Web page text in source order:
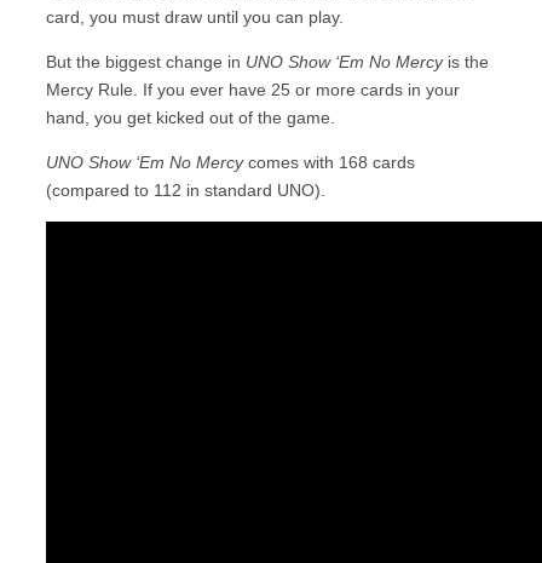
card, you must draw until you can play.
But the biggest change in UNO Show ‘Em No Mercyis the
Mercy Rule. If you ever have 25 or more cards in your
hand, you get kicked out of the game.
UNO Show ‘Em No Mercycomes with 168 cards
(compared to 112 in standard UNO).